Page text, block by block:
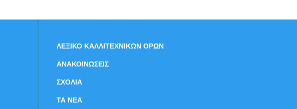
ΛΕΞΙΚΟ ΚΑΛΛΙΤΕΧΝΙΚΩΝ ΟΡΩΝ
ΑΝΑΚΟΙΝΩΣΕΙΣ
ΣΧΟΛΙΑ
ΤΑ ΝEΑ